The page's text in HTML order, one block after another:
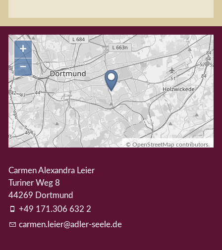
+
−
©OpenStreetMap contributors.
Carmen Alexandra Leier
Turiner Weg 8
44269 Dortmund
+49 171.306 632 2
c rm n r dl r-s d